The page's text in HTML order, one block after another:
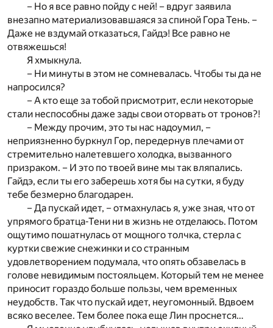
– Но я все равно пойду с ней! – вдруг заявила
внезапно материализовавшаяся за спиной Гора Тень. –
Даже не вздумай отказаться, Гайдэ! Все равно не
отвяжешься!
Я хмыкнула.
– Ни минуты в этом не сомневалась. Чтобы ты да не
напросился?
– А кто еще за тобой присмотрит, если некоторые
стали неспособны даже зады свои оторвать от тронов?!
– Между прочим, это ты нас надоумил, –
неприязненно буркнул Гор, передернув плечами от
стремительно налетевшего холодка, вызванного
призраком. – И это по твоей вине мы так вляпались.
Гайдэ, если ты его заберешь хотя бы на сутки, я буду
тебе безмерно благодарен.
– Да пускай идет, – отмахнулась я, уже зная, что от
упрямого братца-Тени ни в жизнь не отделаюсь. Потом
ощутимо пошатнулась от мощного толчка, стерла с
куртки свежие снежинки и со странным
удовлетворением подумала, что опять обзавелась в
голове невидимым постояльцем. Который тем не менее
приносит гораздо больше пользы, чем временных
неудобств. Так что пускай идет, неугомонный. Вдвоем
всяко веселее. Тем более пока еще Лин проснется…